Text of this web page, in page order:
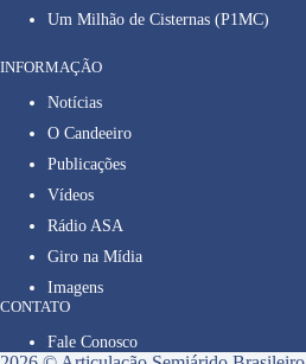
Um Milhão de Cisternas (P1MC)
INFORMAÇÃO
Notícias
O Candeeiro
Publicações
Vídeos
Rádio ASA
Giro na Mídia
Imagens
CONTATO
Fale Conosco